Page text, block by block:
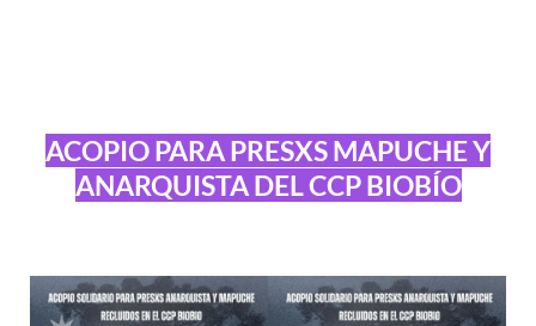
ACOPIO PARA PRESXS MAPUCHE Y
ANARQUISTA DEL CCP BIOBÍO